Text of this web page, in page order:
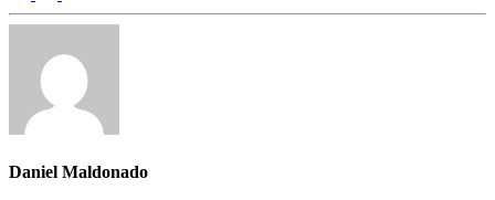
Daniel Maldonado